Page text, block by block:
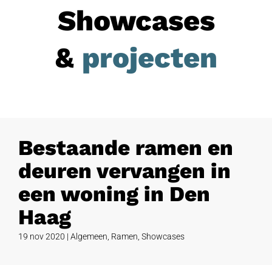
Showcases
& projecten
Bestaande ramen en
deuren vervangen in
een woning in Den
Haag
19 nov 2020 | Algemeen Ramen Showcases